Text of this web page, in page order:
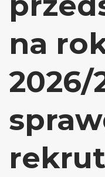
na
2026/